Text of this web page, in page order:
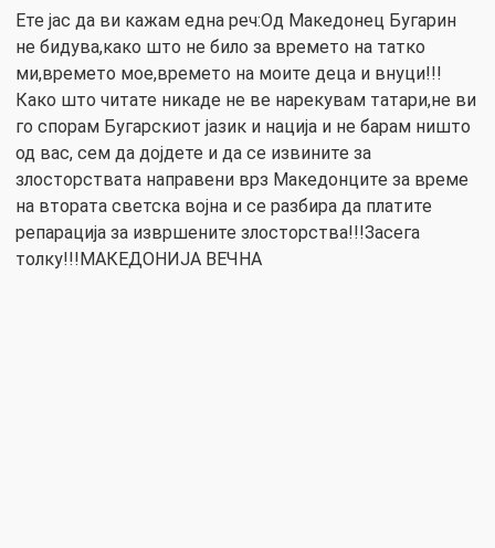
Ете јас да ви кажам една реч:Од Македонец Бугарин
не бидува,како што не било за времето на татко
ми,времето мое,времето на моите деца и внуци!!!
Како што читате никаде не ве нарекувам татари,не ви
го спорам Бугарскиот јазик и нација и не барам ништо
од вас, сем да дојдете и да се извините за
злосторствата направени врз Македонците за време
на втората светска војна и се разбира да платите
репарација за извршените злосторства!!!Засега
толку!!!МАКЕДОНИЈА ВЕЧНА